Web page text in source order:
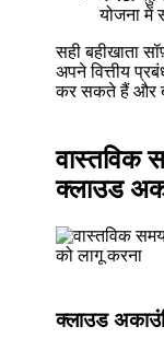
योजना में
सही बहीखाता
अपने वित्तीय
कर सकते हैं और
वास्तविक
क्लाउड
क्लाउड